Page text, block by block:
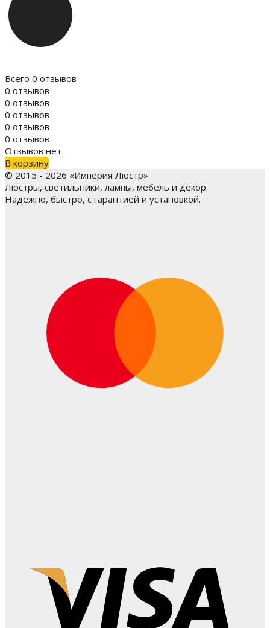
Всего 0 отзывов
0 отзывов
0 отзывов
0 отзывов
0 отзывов
0 отзывов
Отзывов нет
В корзину
© 2015 - 2026 «Империя Люстр»
Люстры, светильники, лампы, мебель и декор.
Надёжно, быстро, с гарантией и установкой.